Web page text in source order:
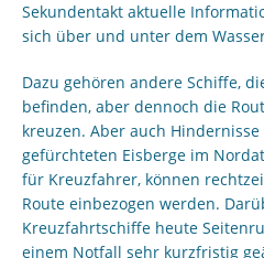
Sekundentakt aktuelle
sich über und unter dem
Dazu gehören andere Schiffe,
befinden, aber dennoch die
kreuzen. Aber auch
gefürchteten Eisberge im
für Kreuzfahrer, können
Route einbezogen werden.
Kreuzfahrtschiffe heute
einem Notfall sehr kurzfristig